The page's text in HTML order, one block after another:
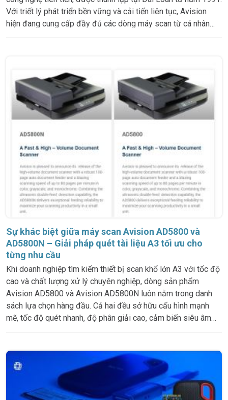
Với triết lý phát triển bền vững và cải tiến liên tục, Avision
hiện đang cung cấp đầy đủ các dòng máy scan từ cá nhân
đến doanh nghiệp lớn, đáp ứng mọi nhu cầu số hóa
Sự khác biệt giữa máy scan Avision AD5800 và
AD5800N – Giải pháp quét tài liệu A3 tối ưu cho
từng nhu cầu
Khi doanh nghiệp tìm kiếm thiết bị scan khổ lớn A3 với tốc độ
cao và chất lượng xử lý chuyên nghiệp, dòng sản phẩm
Avision AD5800 và Avision AD5800N luôn nằm trong danh
sách lựa chọn hàng đầu. Cả hai đều sở hữu cấu hình mạnh
mẽ, tốc độ quét nhanh, độ phân giải cao, cảm biến siêu âm
chống kẹt giấy và màn hình LCD trực quan. Tuy nhiên, sự khác